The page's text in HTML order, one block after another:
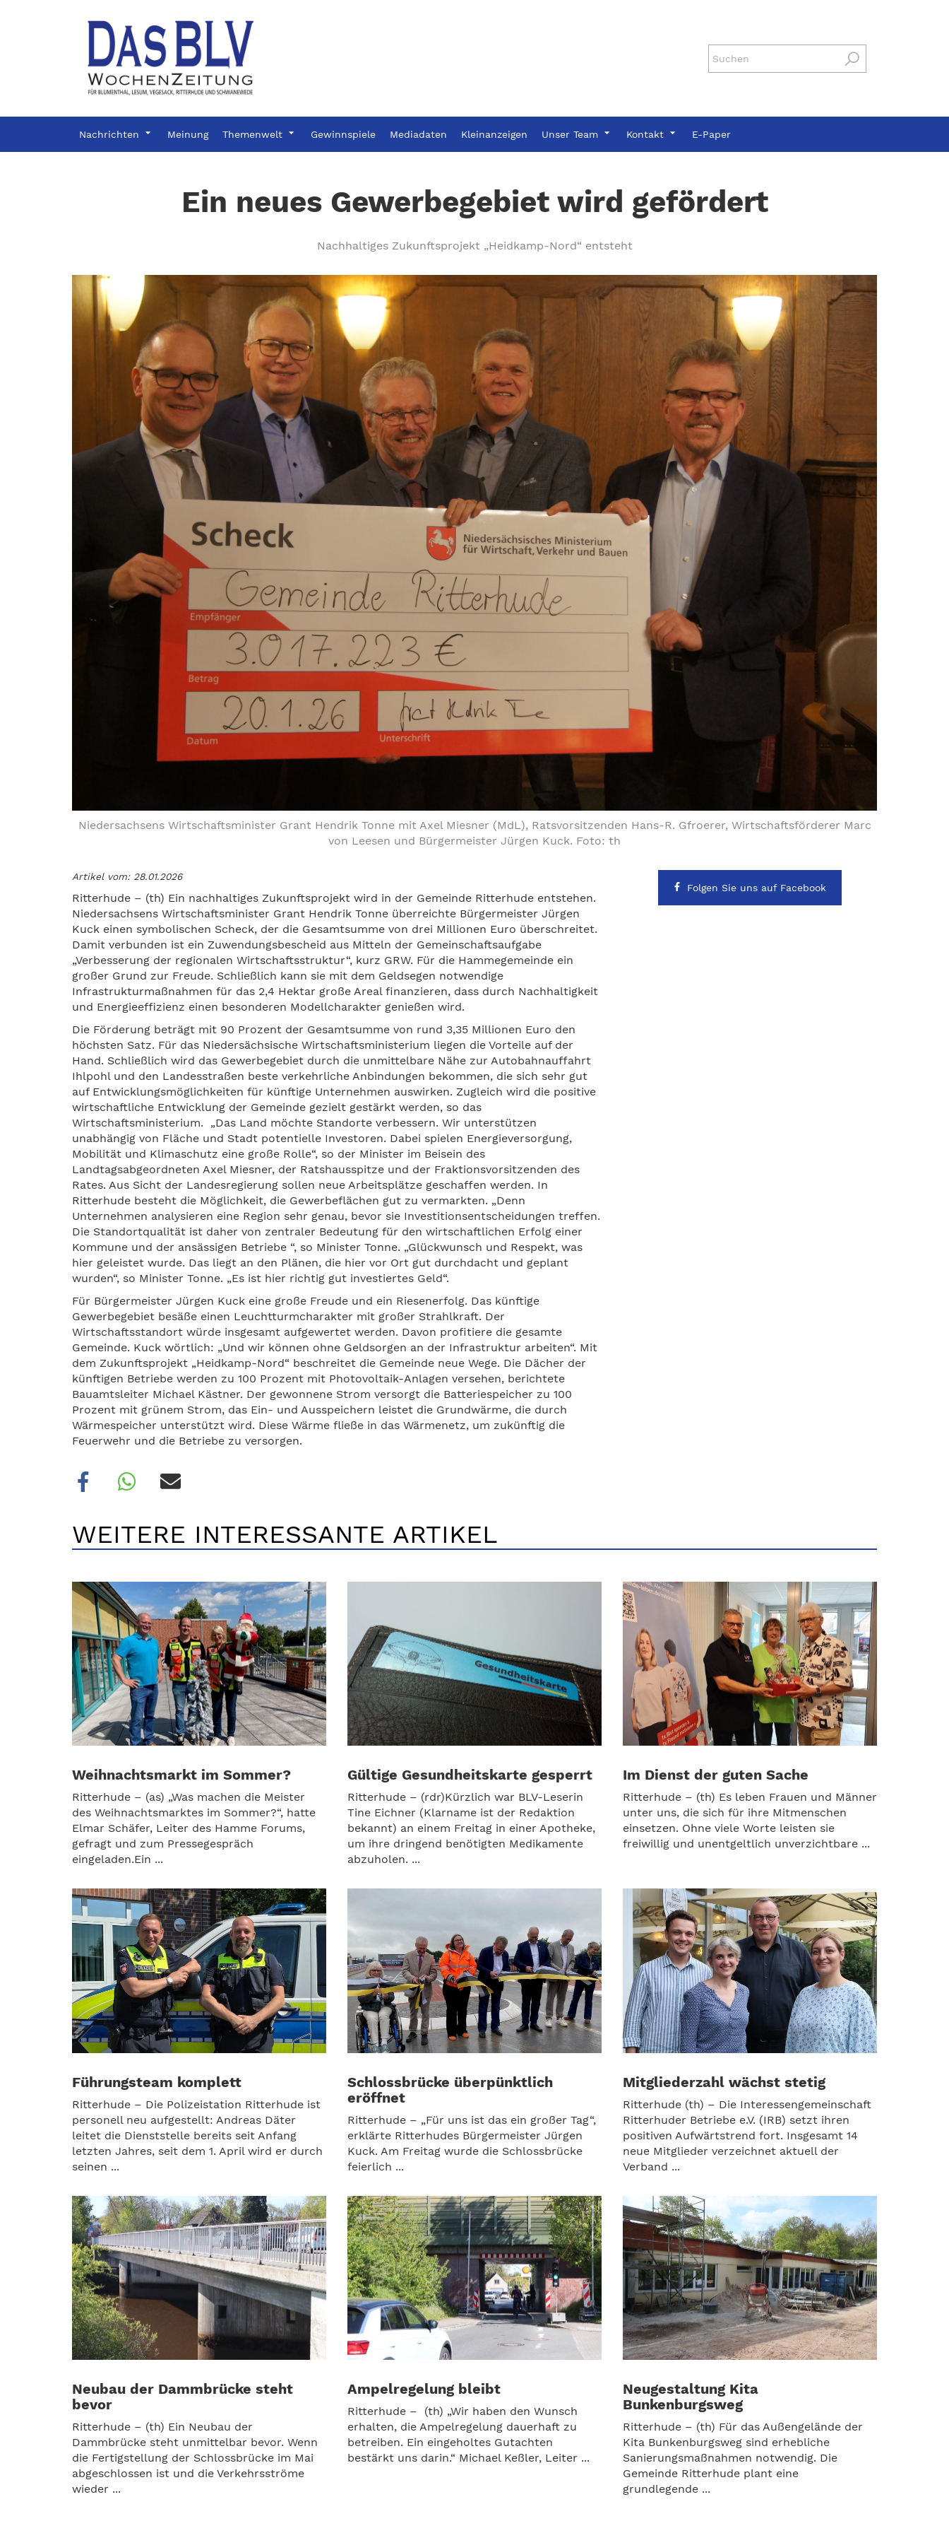
Nachrichten Meinung Themenwelt Gewinnspiele Mediadaten Kleinanzeigen Unser Team Kontakt E-Paper
Ein neues Gewerbegebiet wird gefördert
Nachhaltiges Zukunftsprojekt „Heidkamp-Nord“ entsteht
Niedersachsens Wirtschaftsminister Grant Hendrik Tonne mit Axel Miesner (MdL), Ratsvorsitzenden Hans-R. Gfroerer, Wirtschaftsförderer Marc
von Leesen und Bürgermeister Jürgen Kuck. Foto: th
Artikel vom: 28.01.2026
Ritterhude – (th) Ein nachhaltiges Zukunftsprojekt wird in der Gemeinde Ritterhude entstehen.
Niedersachsens Wirtschaftsminister Grant Hendrik Tonne überreichte Bürgermeister Jürgen
Kuck einen symbolischen Scheck, der die Gesamtsumme von drei Millionen Euro überschreitet.
Damit verbunden ist ein Zuwendungsbescheid aus Mitteln der Gemeinschaftsaufgabe
„Verbesserung der regionalen Wirtschaftsstruktur“, kurz GRW. Für die Hammegemeinde ein
großer Grund zur Freude. Schließlich kann sie mit dem Geldsegen notwendige
Infrastrukturmaßnahmen für das 2,4 Hektar große Areal finanzieren, dass durch Nachhaltigkeit
und Energieeffizienz einen besonderen Modellcharakter genießen wird.
Die Förderung beträgt mit 90 Prozent der Gesamtsumme von rund 3,35 Millionen Euro den
höchsten Satz. Für das Niedersächsische Wirtschaftsministerium liegen die Vorteile auf der
Hand. Schließlich wird das Gewerbegebiet durch die unmittelbare Nähe zur Autobahnauffahrt
Ihlpohl und den Landesstraßen beste verkehrliche Anbindungen bekommen, die sich sehr gut
auf Entwicklungsmöglichkeiten für künftige Unternehmen auswirken. Zugleich wird die positive
wirtschaftliche Entwicklung der Gemeinde gezielt gestärkt werden, so das
Wirtschaftsministerium. „Das Land möchte Standorte verbessern. Wir unterstützen
unabhängig von Fläche und Stadt potentielle Investoren. Dabei spielen Energieversorgung,
Mobilität und Klimaschutz eine große Rolle“, so der Minister im Beisein des
Landtagsabgeordneten Axel Miesner, der Ratshausspitze und der Fraktionsvorsitzenden des
Rates. Aus Sicht der Landesregierung sollen neue Arbeitsplätze geschaffen werden. In
Ritterhude besteht die Möglichkeit, die Gewerbeflächen gut zu vermarkten. „Denn
Unternehmen analysieren eine Region sehr genau, bevor sie Investitionsentscheidungen treffen.
Die Standortqualität ist daher von zentraler Bedeutung für den wirtschaftlichen Erfolg einer
Kommune und der ansässigen Betriebe “, so Minister Tonne. „Glückwunsch und Respekt, was
hier geleistet wurde. Das liegt an den Plänen, die hier vor Ort gut durchdacht und geplant
wurden“, so Minister Tonne. „Es ist hier richtig gut investiertes Geld“.
Für Bürgermeister Jürgen Kuck eine große Freude und ein Riesenerfolg. Das künftige
Gewerbegebiet besäße einen Leuchtturmcharakter mit großer Strahlkraft. Der
Wirtschaftsstandort würde insgesamt aufgewertet werden. Davon profitiere die gesamte
Gemeinde. Kuck wörtlich: „Und wir können ohne Geldsorgen an der Infrastruktur arbeiten“. Mit
dem Zukunftsprojekt „Heidkamp-Nord“ beschreitet die Gemeinde neue Wege. Die Dächer der
künftigen Betriebe werden zu 100 Prozent mit Photovoltaik-Anlagen versehen, berichtete
Bauamtsleiter Michael Kästner. Der gewonnene Strom versorgt die Batteriespeicher zu 100
Prozent mit grünem Strom, das Ein- und Ausspeichern leistet die Grundwärme, die durch
Wärmespeicher unterstützt wird. Diese Wärme fließe in das Wärmenetz, um zukünftig die
Feuerwehr und die Betriebe zu versorgen.
Folgen Sie uns auf Facebook
WEITERE INTERESSANTE ARTIKEL
Weihnachtsmarkt im Sommer?
Ritterhude – (as) „Was machen die Meister
des Weihnachtsmarktes im Sommer?“, hatte
Elmar Schäfer, Leiter des Hamme Forums,
gefragt und zum Pressegespräch
eingeladen.Ein ...
Gültige Gesundheitskarte gesperrt
Ritterhude – (rdr)Kürzlich war BLV-Leserin
Tine Eichner (Klarname ist der Redaktion
bekannt) an einem Freitag in einer Apotheke,
um ihre dringend benötigten Medikamente
abzuholen. ...
Im Dienst der guten Sache
Ritterhude – (th) Es leben Frauen und Männer
unter uns, die sich für ihre Mitmenschen
einsetzen. Ohne viele Worte leisten sie
freiwillig und unentgeltlich unverzichtbare ...
Führungsteam komplett
Ritterhude – Die Polizeistation Ritterhude ist
personell neu aufgestellt: Andreas Däter
leitet die Dienststelle bereits seit Anfang
letzten Jahres, seit dem 1. April wird er durch
seinen ...
Schlossbrücke überpünktlich
eröffnet
Ritterhude – „Für uns ist das ein großer Tag“,
erklärte Ritterhudes Bürgermeister Jürgen
Kuck. Am Freitag wurde die Schlossbrücke
feierlich ...
Mitgliederzahl wächst stetig
Ritterhude (th) – Die Interessengemeinschaft
Ritterhuder Betriebe e.V. (IRB) setzt ihren
positiven Aufwärtstrend fort. Insgesamt 14
neue Mitglieder verzeichnet aktuell der
Verband ...
Neubau der Dammbrücke steht
bevor
Ritterhude – (th) Ein Neubau der
Dammbrücke steht unmittelbar bevor. Wenn
die Fertigstellung der Schlossbrücke im Mai
abgeschlossen ist und die Verkehrsströme
wieder ...
Ampelregelung bleibt
Ritterhude – (th) „Wir haben den Wunsch
erhalten, die Ampelregelung dauerhaft zu
betreiben. Ein eingeholtes Gutachten
bestärkt uns darin.“ Michael Keßler, Leiter ...
Neugestaltung Kita
Bunkenburgsweg
Ritterhude – (th) Für das Außengelände der
Kita Bunkenburgsweg sind erhebliche
Sanierungsmaßnahmen notwendig. Die
Gemeinde Ritterhude plant eine
grundlegende ...